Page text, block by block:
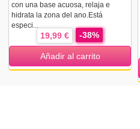
con una base acuosa, relaja e
hidrata la zona del ano.Está
especi...
19,99 € -38%
Añadir al carrito